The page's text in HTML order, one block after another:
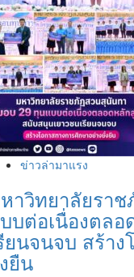
เตรียม
เปิด
หลักสูตร
ใหม่
รองรับ
นักศึกษา
ไทย
และ
ต่าง
ชาติ
ข่าวล่ามาแรง
าวิทยาลัยรา
บต่อเนื่องตล
ยนจนจบ สร้า
ยืน